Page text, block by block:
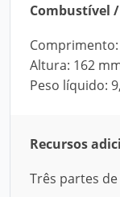
Combustível
Altura: 162
Peso líquido:
Recursos
Três partes